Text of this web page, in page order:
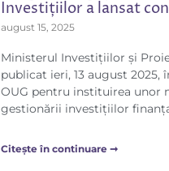
Investițiilor a lansat
august 15, 2025
Ministerul Investițiilor și
publicat ieri, 13 august 2025,
OUG pentru instituirea unor
gestionării investițiilor
Citește în continuare ➞